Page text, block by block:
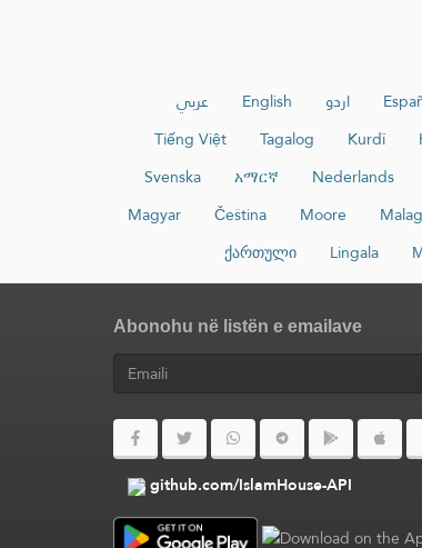
عربي English اردو
Tiếng Việt
Tagalog Kurdî
Svenska
አማርኛ Nederlands
Magyar
Čeština Moore
ქართული
Lingala
Abonohu në listën e emailave
github.com/IslamHouse-API